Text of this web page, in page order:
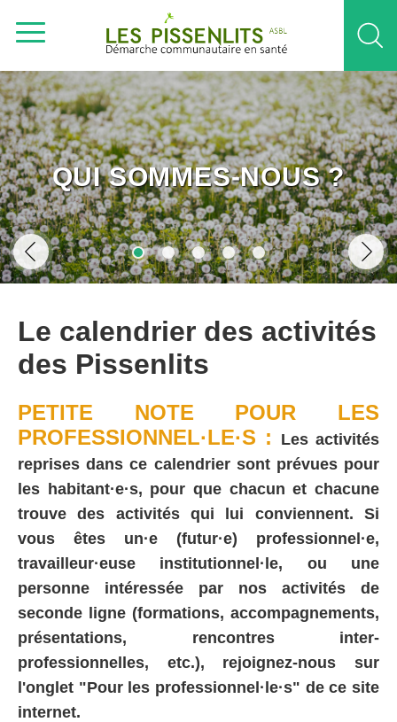
QUI SOMMES-NOUS ?
Le calendrier des activités
des Pissenlits
PETITE NOTE POUR LES
PROFESSIONNEL·LE·S :
Les activités
reprises dans ce calendrier sont prévues pour
les habitant·e·s, pour que chacun et chacune
trouve des activités qui lui conviennent. Si
vous êtes un·e (futur·e) professionnel·e,
travailleur·euse institutionnel·le, ou une
personne intéressée par nos activités de
seconde ligne (formations, accompagnements,
présentations, rencontres inter-
professionnelles, etc.), rejoignez-nous sur
l'onglet "Pour les professionnel·le·s" de ce site
internet.